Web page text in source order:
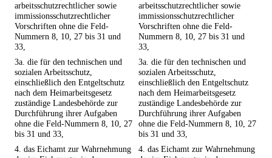
arbeitsschutzrechtlicher sowie
immissionsschutzrechtlicher
Vorschriften ohne die Feld-
Nummern 8, 10, 27 bis 31 und
33,
arbeitsschutzrechtlicher sowie
immissionsschutzrechtlicher
Vorschriften ohne die Feld-
Nummern 8, 10, 27 bis 31 und
33,
3a. die für den technischen und
sozialen Arbeitsschutz,
einschließlich den Entgeltschutz
nach dem Heimarbeitsgesetz
zuständige Landesbehörde zur
Durchführung ihrer Aufgaben
ohne die Feld-Nummern 8, 10, 27
bis 31 und 33,
3a. die für den technischen und
sozialen Arbeitsschutz,
einschließlich den Entgeltschutz
nach dem Heimarbeitsgesetz
zuständige Landesbehörde zur
Durchführung ihrer Aufgaben
ohne die Feld-Nummern 8, 10, 27
bis 31 und 33,
4. das Eichamt zur Wahrnehmung
4. das Eichamt zur Wahrnehmung